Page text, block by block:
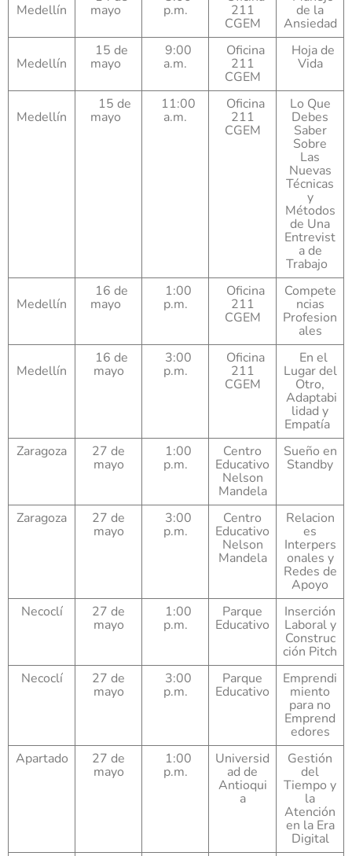
Medellín mayo p.m. 211
CGEM
de la
Ansiedad
Medellín
15 de
mayo
9:00
a.m.
Oficina
211
CGEM
Hoja de
Vida
Medellín
15 de
mayo
11:00
a.m.
Oficina
211
CGEM
Lo Que
Debes
Saber
Sobre
Las
Nuevas
Técnicas
y
Métodos
de Una
Entrevist
a de
Trabajo
Medellín
16 de
mayo
1:00
p.m.
Oficina
211
CGEM
Compete
ncias
Profesion
ales
Medellín
16 de
mayo
3:00
p.m.
Oficina
211
CGEM
En el
Lugar del
Otro,
Adaptabi
lidad y
Empatía
Zaragoza
27 de
mayo
1:00
p.m.
Centro
Educativo
Nelson
Mandela
Sueño en
Standby
Zaragoza 27 de
mayo
3:00
p.m.
Centro
Educativo
Nelson
Mandela
Relacion
es
Interpers
onales y
Redes de
Apoyo
Necoclí
27 de
mayo
1:00
p.m.
Parque
Educativo
Inserción
Laboral y
Construc
ción Pitch
Necoclí
27 de
mayo
3:00
p.m.
Parque
Educativo
Emprendi
miento
para no
Emprend
edores
Apartado
27 de
mayo
1:00
p.m.
Universid
ad de
Antioqui
a
Gestión
del
Tiempo y
la
Atención
en la Era
Digital